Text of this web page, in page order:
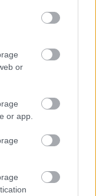
or
or app.
TV-T – ITT A